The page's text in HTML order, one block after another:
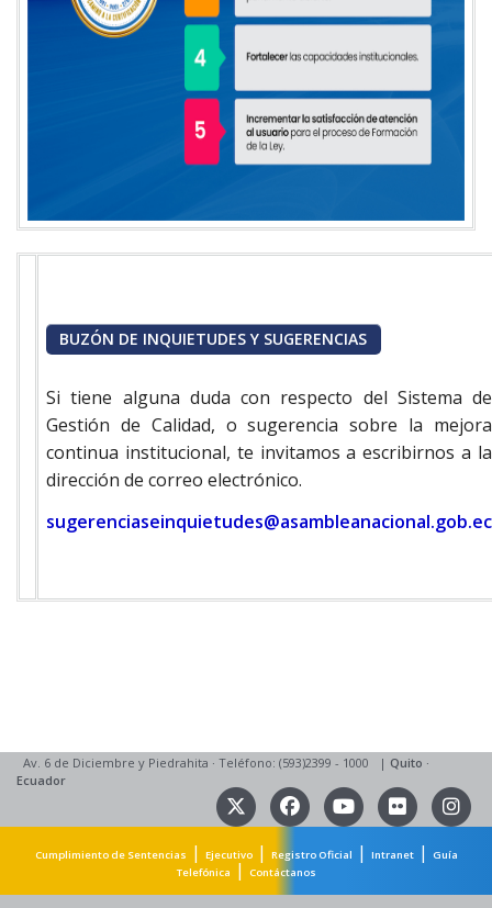
BUZÓN DE INQUIETUDES Y SUGERENCIAS
Si tiene alguna duda con respecto del Sistema de
Gestión de Calidad, o sugerencia sobre la mejora
continua institucional, te invitamos a escribirnos a la
dirección de correo electrónico.
sugerenciaseinquietudes@asambleanacional.gob.ec
Av. 6 de Diciembre y Piedrahita · Teléfono: (593)2399 - 1000 | Quito ·
Ecuador
Cumplimiento de Sentencias | Ejecutivo| Registro Oficial | Intranet|
Guía
Telefónica
| Contáctanos